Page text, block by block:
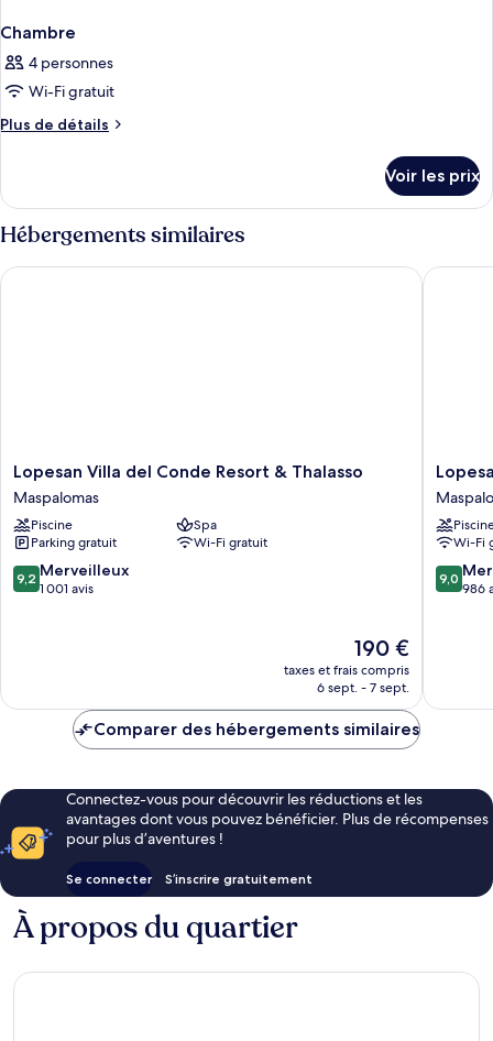
Chambre
4 personnes
Wi-Fi gratuit
Plus de détails
Plus
le
type
de
Chambre
Voir les prix
Hébergements similaires
Lopesan
Villa
del
Conde
Resort
&
Thalasso
Lopesan Villa del Conde Resort & Thalasso
Maspalomas
Piscine
Spa
Parking gratuit
Wi-Fi gratuit
9.2
sur
9,2 Merveilleux
1 001 avis
Le
nouveau
prix
de
190 €
taxes et frais compris
6 sept. - 7 sept.
Lopesan Villa del Conde Resort & Thalasso
Lopesan
Baobab
Resort
Wi-Fi
9.0
sur
9,0
986
Comparer des hébergements similaires
Connectez-vous pour découvrir les réductions et les
avantages dont vous pouvez bénéficier. Plus de récompenses
pour plus d’aventures !
Se connecter S’inscrire gratuitement
À propos du quartier